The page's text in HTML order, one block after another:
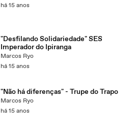
há 15 anos
"Desfilando Solidariedade" SES
Imperador do Ipiranga
Marcos Ryo
há 15 anos
"Não há diferenças" - Trupe do Trapo
Marcos Ryo
há 15 anos